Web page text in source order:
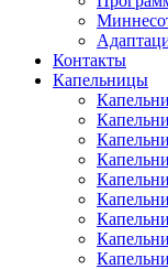
Контакты
Капельницы